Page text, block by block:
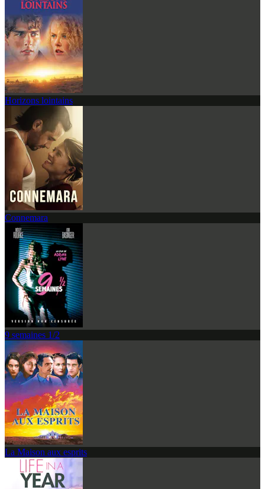
Horizons lointains
Connemara
9 semaines 1/2
La Maison aux esprits